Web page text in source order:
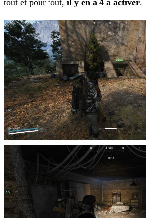
tout et pour tout, il y en a 4 à activer.